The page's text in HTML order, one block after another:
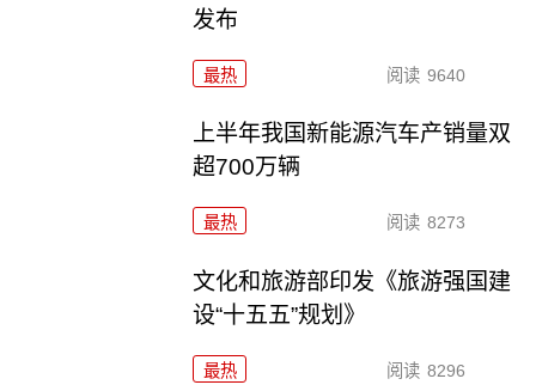
发布
最热 阅读 9640
上半年我国新能源汽车产销量双
超700万辆
最热 阅读 8273
文化和旅游部印发《旅游强国建
设“十五五”规划》
最热 阅读 8296